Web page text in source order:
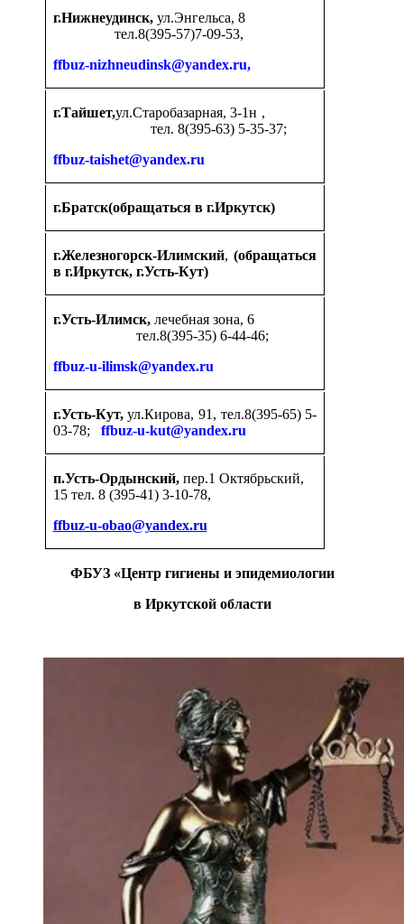
г.Нижнеудинск, ул.Энгельса, 8
тел.8(395-57)7-09-53,
ffbuz-nizhneudinsk@yandex.ru,
г.Тайшет,ул.Старобазарная, 3-1н ,
тел. 8(395-63) 5-35-37;
ffbuz-taishet@yandex.ru
г.Братск(обращаться в г.Иркутск)
г.Железногорск-Илимский,(обращаться
в г.Иркутск, г.Усть-Кут)
г.Усть-Илимск, лечебная зона, 6
тел.8(395-35) 6-44-46;
ffbuz-u-ilimsk@yandex.ru
г.Усть-Кут,ул.Кирова, 91, тел.8(395-65) 5-
03-78; ffbuz-u-kut@yandex.ru
п.Усть-Ордынский, пер.1 Октябрьский,
15 тел. 8 (395-41) 3-10-78,
ffbuz-u-obao@yandex.ru
ФБУЗ «Центр гигиены и эпидемиологии
в Иркутской области